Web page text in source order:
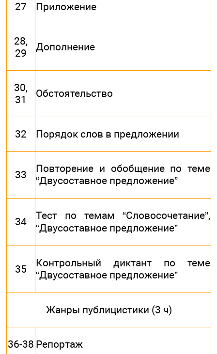
27 Приложение
28,
29
Дополнение
30,
31
Обстоятельство
32 Порядок слов в предложении
33
Повторение и обобщение по теме
“Двусоставное предложение”
34
Тест по темам “Словосочетание”,
“Двусоставное предложение”
35
Контрольный диктант по теме
“Двусоставное предложение”
Жанры публицистики (3 ч)
36-38 Репортаж